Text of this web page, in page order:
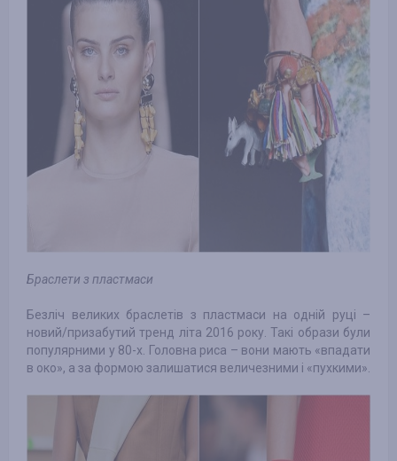
Браслети з пластмаси
Безліч великих браслетів з пластмаси на одній руці –
новий/призабутий тренд літа 2016 року. Такі образи були
популярними у 80-х. Головна риса – вони мають «впадати
в око», а за формою залишатися величезними і «пухкими».